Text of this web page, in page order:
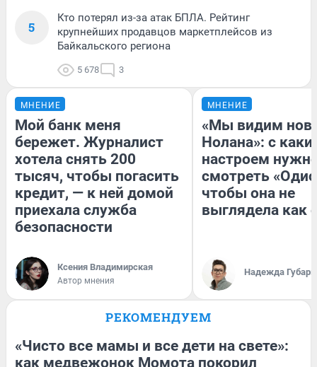
5
Кто потерял из-за атак БПЛА. Рейтинг
крупнейших продавцов маркетплейсов из
Байкальского региона
5 678 3
МНЕНИЕ
Мой банк меня
бережет. Журналист
хотела снять 200
тысяч, чтобы погасить
кредит, — к ней домой
приехала служба
безопасности
Ксения Владимирская
Автор мнения
МНЕНИЕ
«Мы видим
Нолана»: с
настроем
смотреть
чтобы она не
выглядела как
Надежда Губарь
РЕКОМЕНДУЕМ
«Чисто все мамы и все дети на свете»:
как медвежонок Момота покорил